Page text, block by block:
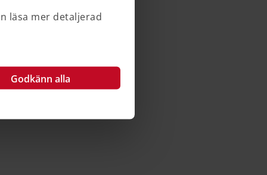
läsa mer detaljerad
Godkänn alla